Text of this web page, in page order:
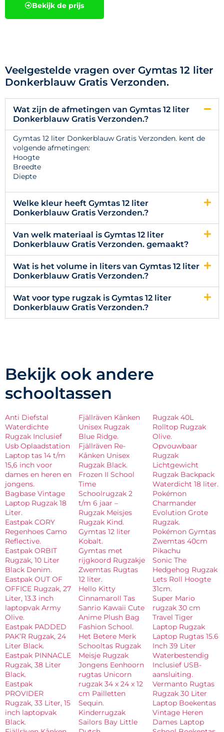
Bekijk de prijs
Veelgestelde vragen over Gymtas 12 liter
Donkerblauw Gratis Verzonden.
Wat zijn de afmetingen van Gymtas 12 liter
Donkerblauw Gratis Verzonden.?
Gymtas 12 liter Donkerblauw Gratis Verzonden. kent de
volgende afmetingen:
Hoogte
Breedte
Diepte
Welke kleur heeft Gymtas 12 liter
Donkerblauw Gratis Verzonden.?
Van welk materiaal is Gymtas 12 liter
Donkerblauw Gratis Verzonden. gemaakt?
Wat is het volume in liters van Gymtas 12 liter
Donkerblauw Gratis Verzonden.?
Wat voor type rugzak is Gymtas 12 liter
Donkerblauw Gratis Verzonden.?
Bekijk ook andere
schooltassen
Anti Diefstal
Waterdichte
Rugzak Inclusief
Usb Oplaadstation
Laptop tas 14 t/m
15,6 inch voor
dames en heren en
jongens.
Bagbase Vintage
Laptop Rugzak 18
Liter.
Eastpak CORY
Regenhoes Camo
Reflective.
Eastpak ORBIT
Rugzak, 10 Liter
Black Denim.
Eastpak OUT OF
OFFICE Rugzak, 27
Liter, 13.3 inch
laptopvak Army
Olive.
Eastpak PADDED
PAK’R Rugzak, 24
Liter Black.
Eastpak PINNACLE
Rugzak, 38 Liter
Black.
Eastpak
PROVIDER
Rugzak, 33 Liter, 15
inch laptopvak
Black.
Fjällräven Kånken
Unisex Rugzak
Blue Ridge.
Fjällräven Re-
Kånken Unisex
Rugzak Black.
Frozen II School
Time
Schoolrugzak 2
t/m 6 jaar –
Rugzak Meisjes
Rugzak Kind.
Gymtas 12 liter
Kobalt.
Gymtas met
rijgkoord Rugzakje
Zwemtas Rugtas
12 liter.
Hello Kitty
Cinnamaroll Tas
Sanrio Kawaii Cute
Anime Plush Bag
Fashion School.
Het Betere Merk
Schooltas Rugzak
Meisje Rugzak
Jongens Eenhoorn
rugtas Unicorn
rugzak 34 x 24 x 12
cm Pailletten
Sequin.
Kinderrugzak
Sailors Bay Little
Rugzak 40L
Rolltop Rugzak
Olive.
Opvouwbaar
Rugzak
Lichtgewicht
Rugzak Backpack
Waterdicht 18 liter.
Pokémon
Charmander
Evolution Grote
Rugzak.
Pokémon Gymtas
Zwemtas 40cm
Pikachu
Sonic The
Hedgehog Rugzak
Lets Roll Hoogte
31cm.
Super Mario
rugzak 30 cm
Travel Tiger
Laptop Rugzak
Laptop Rugtas 15.6
Inch 39 Liter
Waterbestendig
Inclusief USB-
aansluiting.
Vermanto Rugtas
Rugzak 30 Liter
Laptop Boekentas
Vintage Heren
Dames Laptop